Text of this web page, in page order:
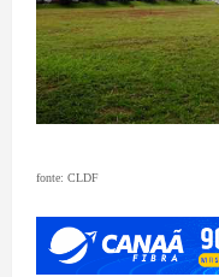
fonte: CLDF